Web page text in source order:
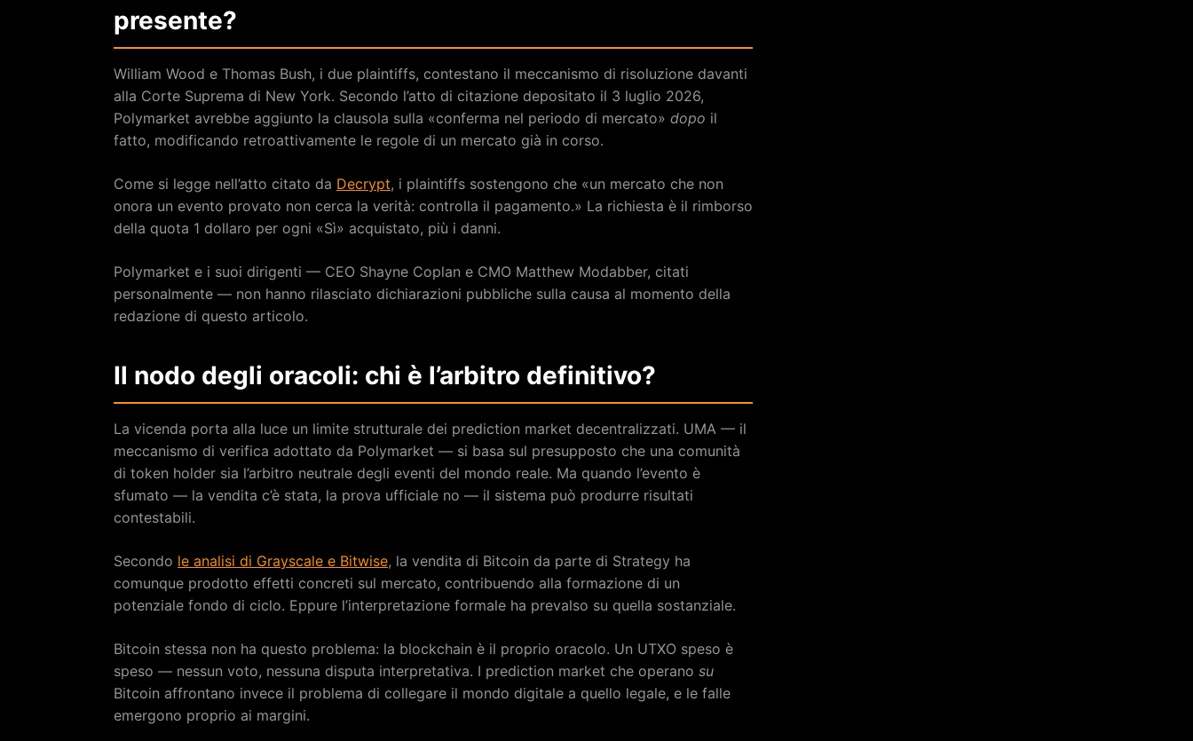
presente?
William Wood e Thomas Bush, i due plaintiffs, contestano il meccanismo di risoluzione davanti
alla Corte Suprema di New York. Secondo l’atto di citazione depositato il 3 luglio 2026,
Polymarket avrebbe aggiunto la clausola sulla «conferma nel periodo di mercato» dopo il
fatto, modificando retroattivamente le regole di un mercato già in corso.
Come si legge nell’atto citato da Decrypt, i plaintiffs sostengono che «un mercato che non
onora un evento provato non cerca la verità: controlla il pagamento.» La richiesta è il rimborso
della quota 1 dollaro per ogni «Sì» acquistato, più i danni.
Polymarket e i suoi dirigenti — CEO Shayne Coplan e CMO Matthew Modabber, citati
personalmente — non hanno rilasciato dichiarazioni pubbliche sulla causa al momento della
redazione di questo articolo.
Il nodo degli oracoli: chi è l’arbitro definitivo?
La vicenda porta alla luce un limite strutturale dei prediction market decentralizzati. UMA — il
meccanismo di verifica adottato da Polymarket — si basa sul presupposto che una comunità
di token holder sia l’arbitro neutrale degli eventi del mondo reale. Ma quando l’evento è
sfumato — la vendita c’è stata, la prova ufficiale no — il sistema può produrre risultati
contestabili.
Secondo le analisi di Grayscale e Bitwise, la vendita di Bitcoin da parte di Strategy ha
comunque prodotto effetti concreti sul mercato, contribuendo alla formazione di un
potenziale fondo di ciclo. Eppure l’interpretazione formale ha prevalso su quella sostanziale.
Bitcoin stessa non ha questo problema: la blockchain è il proprio oracolo. Un UTXO speso è
speso — nessun voto, nessuna disputa interpretativa. I prediction market che operano su
Bitcoin affrontano invece il problema di collegare il mondo digitale a quello legale, e le falle
emergono proprio ai margini.